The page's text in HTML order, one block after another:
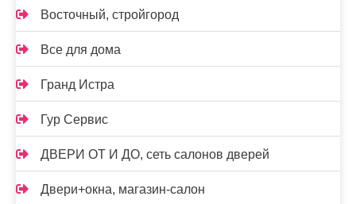
Восточный, стройгород
Все для дома
Гранд Истра
Гур Сервис
ДВЕРИ ОТ И ДО, сеть салонов дверей
Двери+окна, магазин-салон